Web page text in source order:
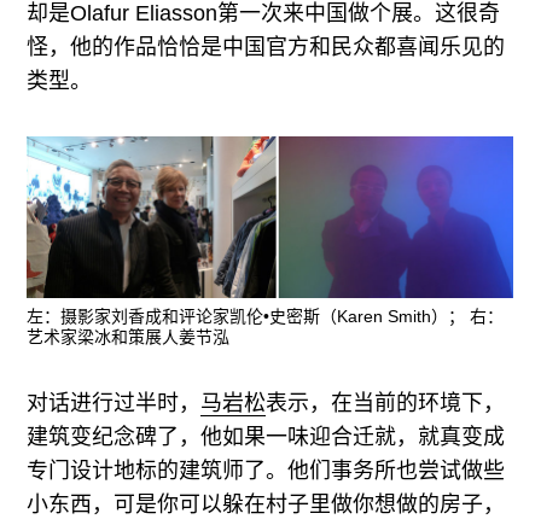
却是Olafur Eliasson第一次来中国做个展。这很奇
怪，他的作品恰恰是中国官方和民众都喜闻乐见的
类型。
左：摄影家刘香成和评论家凯伦•史密斯（Karen Smith）； 右：
艺术家梁冰和策展人姜节泓
对话进行过半时， 马岩松表示，在当前的环境下，
建筑变纪念碑了，他如果一味迎合迁就，就真变成
专门设计地标的建筑师了。他们事务所也尝试做些
小东西，可是你可以躲在村子里做你想做的房子，